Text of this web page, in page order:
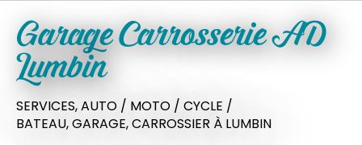
Garage Carrosserie AD
Lumbin
SERVICES,AUTO / MOTO / CYCLE /
BATEAU,GARAGE,CARROSSIER À LUMBIN